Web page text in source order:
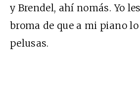
y Brendel, ahí nomás. Yo
broma de que a mi piano
pelusas.